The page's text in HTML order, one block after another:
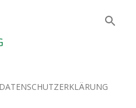
DATENSCHUTZERKLÄRUNG